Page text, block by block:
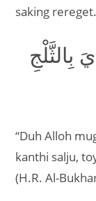
saking
بِالثَّلْجِ
“Duh Alloh
kanthi salju,
(H.R. Al-